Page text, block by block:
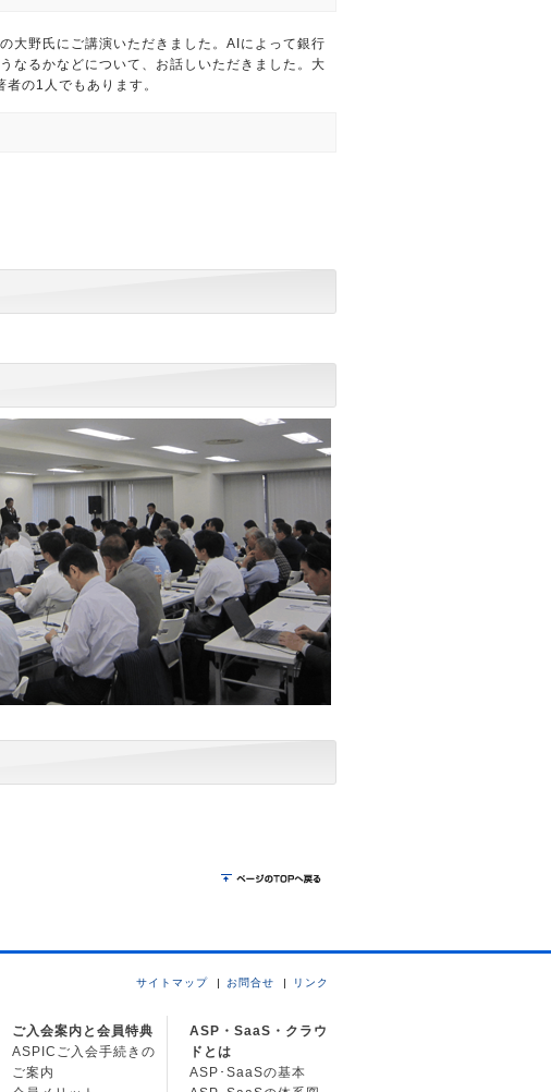
大野氏にご講演いただきました。AIによって銀行
なるかなどについて、お話しいただきました。大
の1人でもあります。
サイトマップ お問合せ リンク
ご入会案内と会員特典
ASPICご入会手続きの
ご案内
ASP・SaaS・クラウ
ドとは
ASP･SaaSの基本